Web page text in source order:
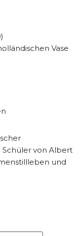
Vase
Schüler von Albert
und